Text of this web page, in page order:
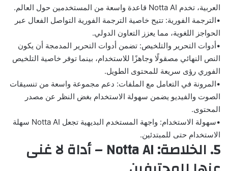
العربية، تخدم Notta AI قاعدة واسعة من المستخدمين حول العالم.
•الترجمة الفورية: تتيح خاصية الترجمة الفورية التواصل الفعال عبر
الحواجز اللغوية، مما يعزز التعاون الدولي.
•أدوات التحرير والتلخيص: تضمن أدوات التحرير المدمجة أن يكون
النص النهائي مصقولًا وجاهزًا للاستخدام، بينما توفر خاصية التلخيص
الفوري رؤى سريعة للمحتوى الطويل.
•المرونة في التعامل مع الملفات: دعم مجموعة واسعة من تنسيقات
الصوت والفيديو يضمن سهولة الاستخدام بغض النظر عن مصدر
المحتوى.
•سهولة الاستخدام:
واجهة المستخدم البديهية تجعل Notta AI سهلة
الاستخدام حتى للمبتدئين.
5. الخلاصة: Notta AI – أداة لا غنى